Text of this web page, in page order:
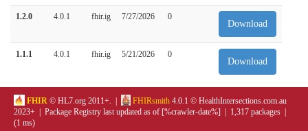
1.2.0 4.0.1 fhir.ig 7/27/2026 0
Download
1.1.1 4.0.1 fhir.ig 5/21/2026 0
Download
FHIR © HL7.org 2011+. | FHIRsmith 4.0.1 © HealthIntersections.com.au
2023+ | Package Registry last updated as of [%crawler-date%] | 1,317 packages |
(1 ms)